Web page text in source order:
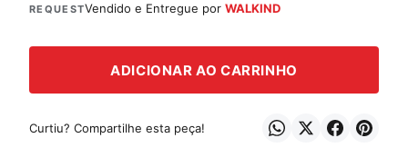
REQUESTVendido e Entregue porWALKIND
ADICIONAR AO CARRINHO
Curtiu? Compartilhe esta peça!